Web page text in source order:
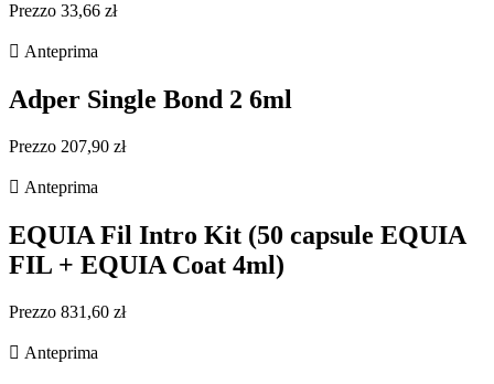
Prezzo 33,66 zł
 Anteprima
Adper Single Bond 2 6ml
Prezzo 207,90 zł
 Anteprima
EQUIA Fil Intro Kit (50 capsule EQUIA
FIL + EQUIA Coat 4ml)
Prezzo 831,60 zł
 Anteprima